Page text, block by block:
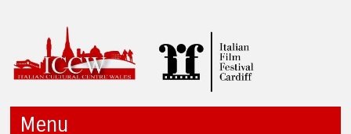
ITALIAN CULTURAL
Menu